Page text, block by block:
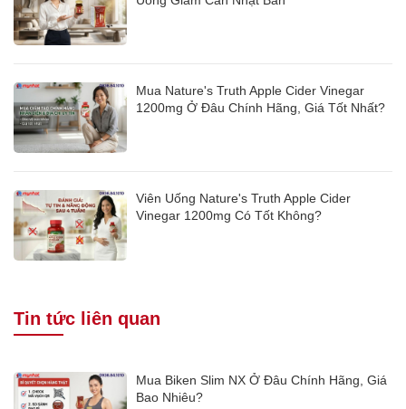
Mua Nature's Truth Apple Cider Vinegar
1200mg Ở Đâu Chính Hãng, Giá Tốt Nhất?
Viên Uống Nature's Truth Apple Cider
Vinegar 1200mg Có Tốt Không?
Tin tức liên quan
Mua Biken Slim NX Ở Đâu Chính Hãng, Giá
Bao Nhiêu?